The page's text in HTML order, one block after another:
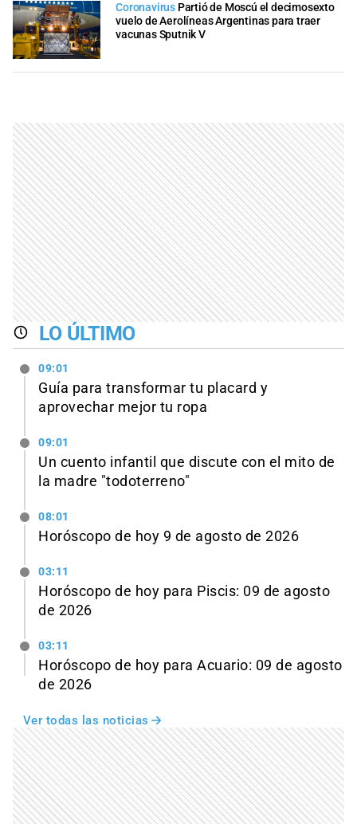
Coronavirus Partió de Moscú el decimosexto
vuelo de Aerolíneas Argentinas para traer
vacunas Sputnik V
LO ÚLTIMO
09:01
Guía para transformar tu placard y
aprovechar mejor tu ropa
09:01
Un cuento infantil que discute con el mito de
la madre "todoterreno"
08:01
Horóscopo de hoy 9 de agosto de 2026
03:11
Horóscopo de hoy para Piscis: 09 de agosto
de 2026
03:11
Horóscopo de hoy para Acuario: 09 de agosto
de 2026
Ver todas las noticias